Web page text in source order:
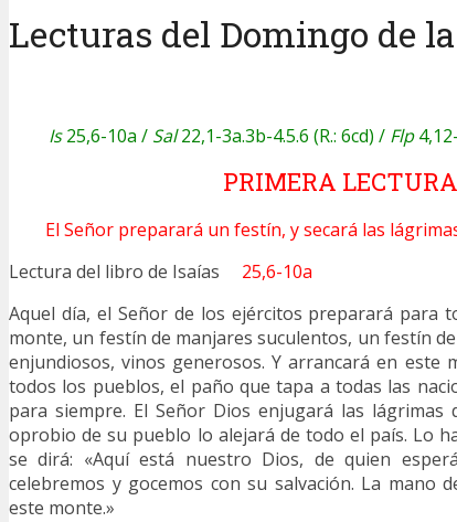
Lecturas del Domingo de
Is25,6-10a / Sal22,1-3a.3b-4.5.6 (R.: 6cd) / Flp
PRIMERA LECTURA
El Señor preparará un festín, y secará las
Lectura del libro de Isaías 25,6-10a
Aquel día, el Señor de los ejércitos preparará para
monte, un festín de manjares suculentos, un festín
enjundiosos, vinos generosos. Y arrancará en este
todos los pueblos, el paño que tapa a todas las
para siempre. El Señor Dios enjugará las
oprobio de su pueblo lo alejará de todo el país. Lo
se dirá: «Aquí está nuestro Dios, de quien
celebremos y gocemos con su salvación. La mano
este monte.»